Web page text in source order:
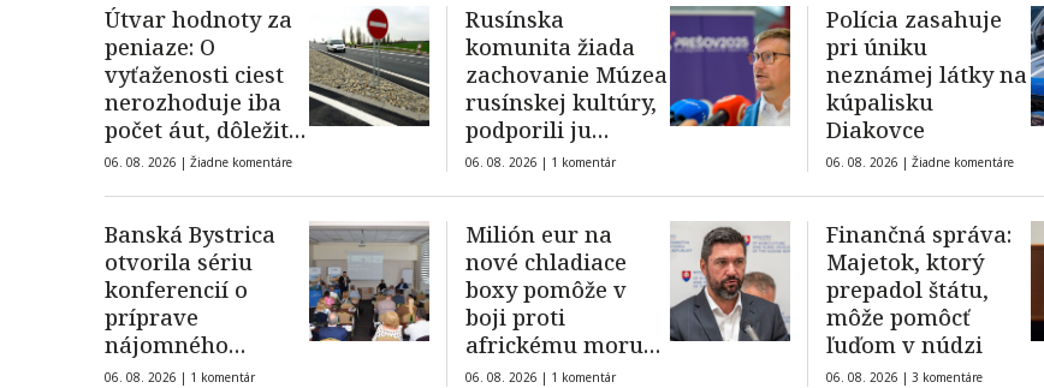
Útvar hodnoty za
peniaze: O
vyťaženosti ciest
nerozhoduje iba
počet áut, dôležité
je aj ich zloženie
06. 08. 2026 | Žiadne komentáre
Rusínska
komunita žiada
zachovanie Múzea
rusínskej kultúry,
podporili ju
primátori aj
06. 08. 2026 | 1 komentár
Polícia zasahuje
pri úniku
neznámej látky na
kúpalisku
Diakovce
06. 08. 2026 | Žiadne komentáre
Banská Bystrica
otvorila sériu
konferencií o
príprave
nájomného
bývania
06. 08. 2026 | 1 komentár
Milión eur na
nové chladiace
boxy pomôže v
boji proti
africkému moru
ošípaných
06. 08. 2026 | 1 komentár
Finančná správa:
Majetok, ktorý
prepadol štátu,
môže pomôcť
ľuďom v núdzi
06. 08. 2026 | 3 komentáre